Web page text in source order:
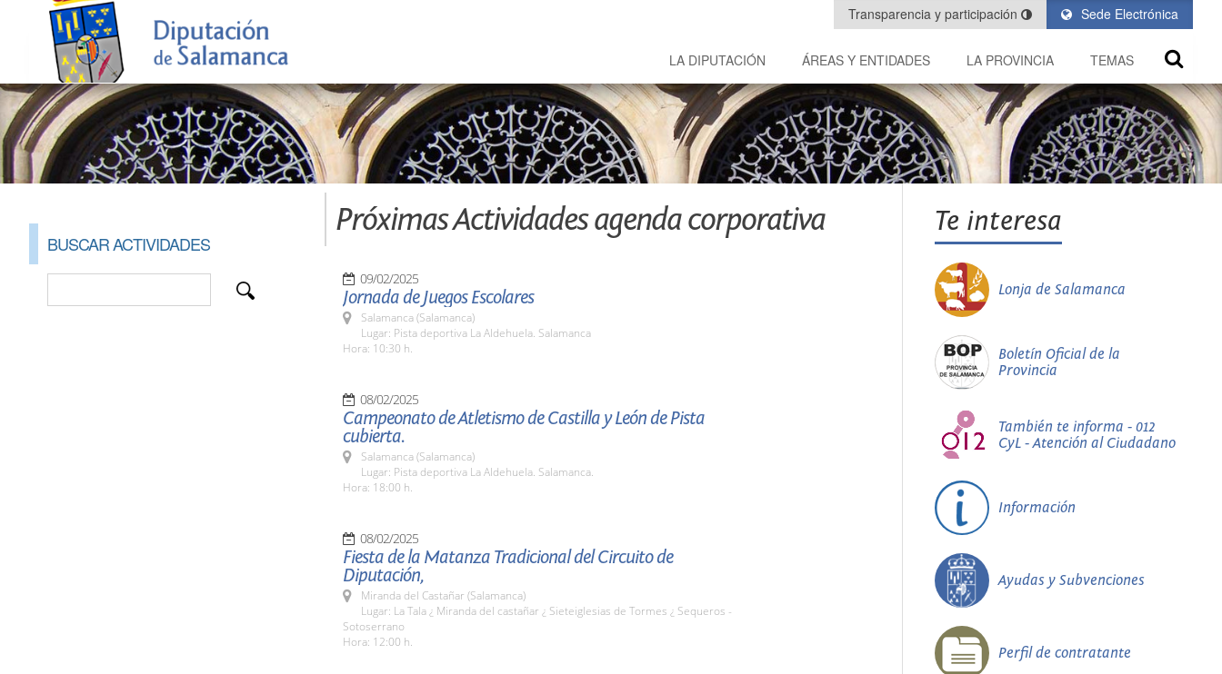
Sede Electrónica
Transparencia y participación
LA DIPUTACIÓN ÁREAS Y ENTIDADES LA PROVINCIA TEMAS
BUSCAR ACTIVIDADES
Próximas Actividades agenda corporativa
09/02/2025
Jornada de Juegos Escolares
Salamanca (Salamanca)
Lugar: Pista deportiva La Aldehuela. Salamanca
Hora: 10:30 h.
08/02/2025
Campeonato de Atletismo de Castilla y León de Pista
cubierta.
Salamanca (Salamanca)
Lugar: Pista deportiva La Aldehuela. Salamanca.
Hora: 18:00 h.
08/02/2025
Fiesta de la Matanza Tradicional del Circuito de
Diputación,
Miranda del Castañar (Salamanca)
Lugar: La Tala ¿ Miranda del castañar ¿ Sieteiglesias de Tormes ¿ Sequeros -
Sotoserrano
Hora: 12:00 h.
Te interesa
Lonja de Salamanca
Boletín Oficial de la
Provincia
También te informa - 012
CyL - Atención al Ciudadano
Información
Ayudas y Subvenciones
Perfil de contratante